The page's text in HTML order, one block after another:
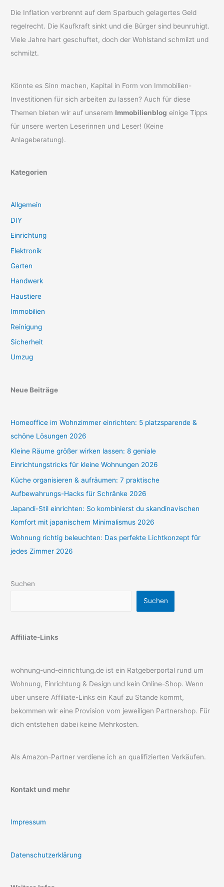
Die Inflation verbrennt auf dem Sparbuch gelagertes Geld
regelrecht. Die Kaufkraft sinkt und die Bürger sind beunruhigt.
Viele Jahre hart geschuftet, doch der Wohlstand schmilzt und
schmilzt.
Könnte es Sinn machen, Kapital in Form von Immobilien-
Investitionen für sich arbeiten zu lassen? Auch für diese
Themen bieten wir auf unserem Immobilienblog einige Tipps
für unsere werten Leserinnen und Leser! (Keine
Anlageberatung).
Kategorien
Allgemein
DIY
Einrichtung
Elektronik
Garten
Handwerk
Haustiere
Immobilien
Reinigung
Sicherheit
Umzug
Neue Beiträge
Homeoffice im Wohnzimmer einrichten: 5 platzsparende &
schöne Lösungen 2026
Kleine Räume größer wirken lassen: 8 geniale
Einrichtungstricks für kleine Wohnungen 2026
Küche organisieren & aufräumen: 7 praktische
Aufbewahrungs-Hacks für Schränke 2026
Japandi-Stil einrichten: So kombinierst du skandinavischen
Komfort mit japanischem Minimalismus 2026
Wohnung richtig beleuchten: Das perfekte Lichtkonzept für
jedes Zimmer 2026
Suchen
Suchen
Affiliate-Links
wohnung-und-einrichtung.de ist ein Ratgeberportal rund um
Wohnung, Einrichtung & Design und kein Online-Shop. Wenn
über unsere Affiliate-Links ein Kauf zu Stande kommt,
bekommen wir eine Provision vom jeweiligen Partnershop. Für
dich entstehen dabei keine Mehrkosten.
Als Amazon-Partner verdiene ich an qualifizierten Verkäufen.
Kontakt und mehr
Impressum
Datenschutzerklärung